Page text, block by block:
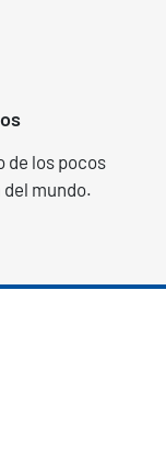
de los pocos
mundo.